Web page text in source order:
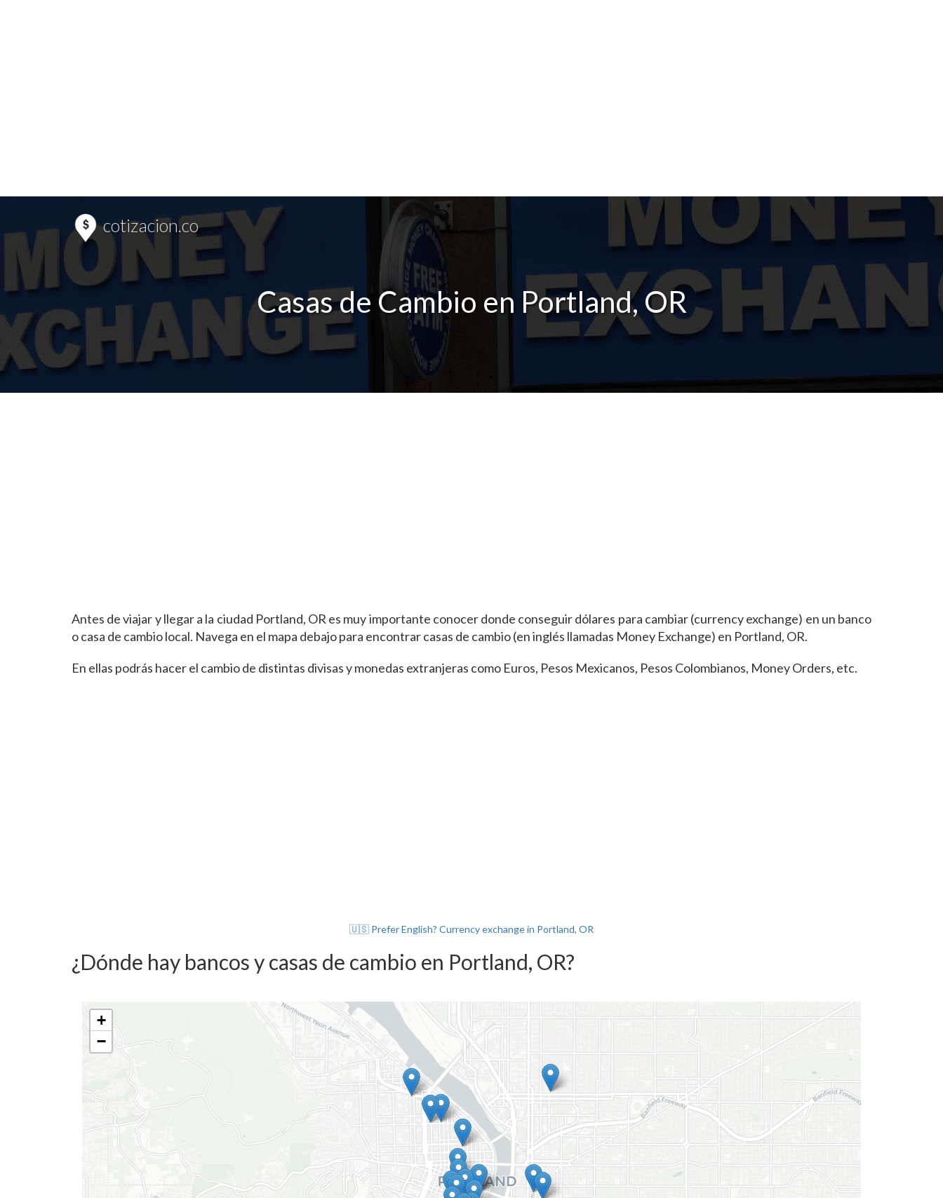
cotizacion.co
Casas de Cambio en Portland, OR
Antes de viajar y llegar a la ciudad Portland, OR es muy importante conocer donde conseguir dólares para cambiar (currency exchange) en un banco
o casa de cambio local. Navega en el mapa debajo para encontrar casas de cambio (en inglés llamadas Money Exchange) en Portland, OR.
En ellas podrás hacer el cambio de distintas divisas y monedas extranjeras como Euros, Pesos Mexicanos, Pesos Colombianos, Money Orders, etc.
🇺🇸 Prefer English? Currency exchange in Portland, OR
¿Dónde hay bancos y casas de cambio en Portland, OR?
+
−